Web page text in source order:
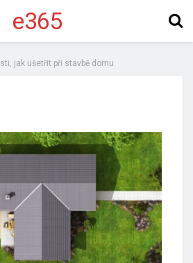
e365
jak ušetřit při stavbě domu